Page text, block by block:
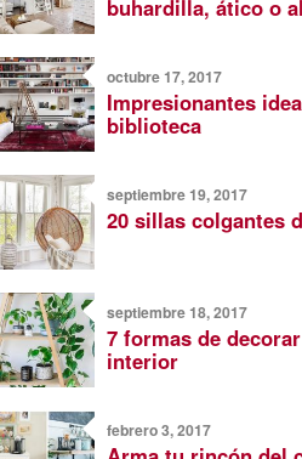
buhardilla, ático o
octubre 17, 2017
Impresionantes
biblioteca
septiembre 19, 2017
20 sillas colgantes
septiembre 18, 2017
7 formas de
interior
febrero 3, 2017